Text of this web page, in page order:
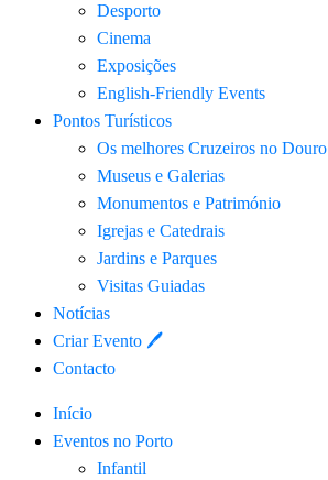
Desporto
Cinema
Exposições
English-Friendly Events
Pontos Turísticos
Os melhores Cruzeiros no Douro​
Museus e Galerias
Monumentos e Património
Igrejas e Catedrais
Jardins e Parques
Visitas Guiadas
Notícias
Criar Evento 🖊
Contacto
Início
Eventos no Porto
Infantil